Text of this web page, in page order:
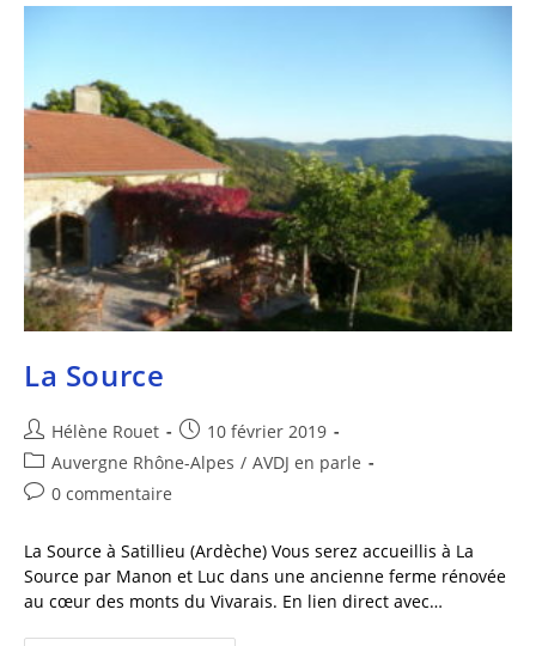
La Source
Hélène Rouet
10 février 2019
Auvergne Rhône-Alpes / AVDJ en parle
0 commentaire
La Source à Satillieu (Ardèche) Vous serez accueillis à La
Source par Manon et Luc dans une ancienne ferme rénovée
au cœur des monts du Vivarais. En lien direct avec…